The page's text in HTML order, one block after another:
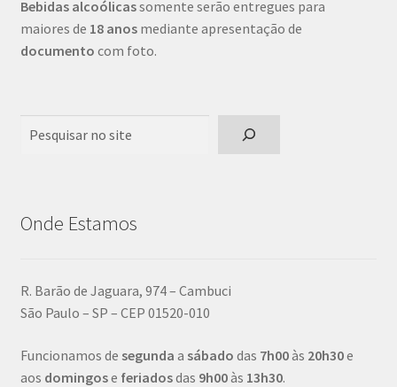
Bebidas alcoólicassomente serão entregues para
maiores de 18 anosmediante apresentação de
documento com foto.
Onde Estamos
R. Barão de Jaguara, 974 – Cambuci
São Paulo – SP – CEP 01520-010
Funcionamos de segunda a sábado das 7h00às 20h30e
aos domingose feriadosdas 9h00às 13h30.